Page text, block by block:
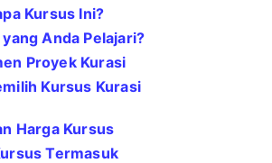
Kursus Ini?
Anda Pelajari?
Proyek Kurasi
Kursus Kurasi
Harga Kursus
Termasuk